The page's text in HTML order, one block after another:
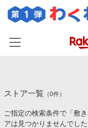
カテゴリー一覧
百貨店・総合ECモール
イベント一覧
ストア一覧 （0件）
ご指定の検索条件で「敷
アは見つかりませんでした